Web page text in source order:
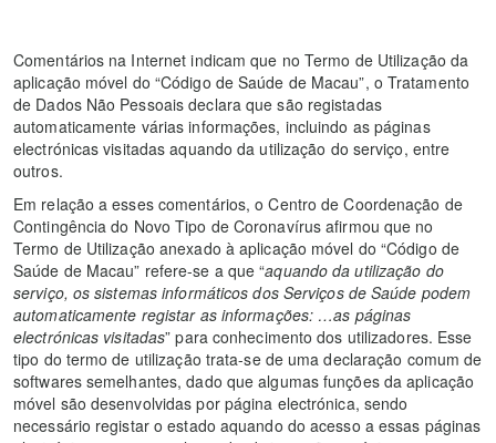
Comentários na Internet indicam que no Termo de Utilização da
aplicação móvel do “Código de Saúde de Macau”, o Tratamento
de Dados Não Pessoais declara que são registadas
automaticamente várias informações, incluindo as páginas
electrónicas visitadas aquando da utilização do serviço, entre
outros.
Em relação a esses comentários, o Centro de Coordenação de
Contingência do Novo Tipo de Coronavírus afirmou que no
Termo de Utilização anexado à aplicação móvel do “Código de
Saúde de Macau” refere-se a que “aquando da utilização do
serviço, os sistemas informáticos dos Serviços de Saúde podem
automaticamente registar as informações: …as páginas
electrónicas visitadas” para conhecimento dos utilizadores. Esse
tipo do termo de utilização trata-se de uma declaração comum de
softwares semelhantes, dado que algumas funções da aplicação
móvel são desenvolvidas por página electrónica, sendo
necessário registar o estado aquando do acesso a essas páginas